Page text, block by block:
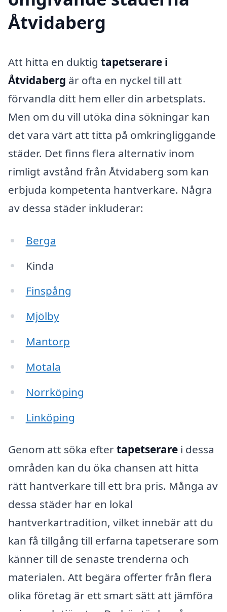
Åtvidaberg
Att hitta en duktig tapetserare i
Åtvidaberg är ofta en nyckel till att
förvandla ditt hem eller din arbetsplats.
Men om du vill utöka dina sökningar kan
det vara värt att titta på omkringliggande
städer. Det finns flera alternativ inom
rimligt avstånd från Åtvidaberg som kan
erbjuda kompetenta hantverkare. Några
av dessa städer inkluderar:
Berga
Kinda
Finspång
Mjölby
Mantorp
Motala
Norrköping
Linköping
Genom att söka eftertapetserare i dessa
områden kan du öka chansen att hitta
rätt hantverkare till ett bra pris. Många av
dessa städer har en lokal
hantverkartradition, vilket innebär att du
kan få tillgång till erfarna tapetserare som
känner till de senaste trenderna och
materialen. Att begära offerter från flera
olika företag är ett smart sätt att jämföra